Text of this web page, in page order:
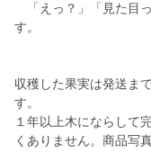
「えっ？」「見た目
す。
収穫した果実は発送ま
す。
１年以上木にならして
くありません。商品写